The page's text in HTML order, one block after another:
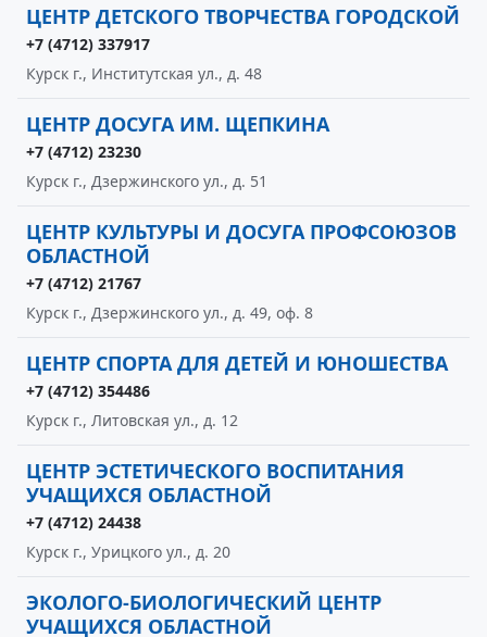
ЦЕНТР ДЕТСКОГО ТВОРЧЕСТВА ГОРОДСКОЙ
+7 (4712) 337917
Курск г., Институтская ул., д. 48
ЦЕНТР ДОСУГА ИМ. ЩЕПКИНА
+7 (4712) 23230
Курск г., Дзержинского ул., д. 51
ЦЕНТР КУЛЬТУРЫ И ДОСУГА ПРОФСОЮЗОВ
ОБЛАСТНОЙ
+7 (4712) 21767
Курск г., Дзержинского ул., д. 49, оф. 8
ЦЕНТР СПОРТА ДЛЯ ДЕТЕЙ И ЮНОШЕСТВА
+7 (4712) 354486
Курск г., Литовская ул., д. 12
ЦЕНТР ЭСТЕТИЧЕСКОГО ВОСПИТАНИЯ
УЧАЩИХСЯ ОБЛАСТНОЙ
+7 (4712) 24438
Курск г., Урицкого ул., д. 20
ЭКОЛОГО-БИОЛОГИЧЕСКИЙ ЦЕНТР
УЧАЩИХСЯ ОБЛАСТНОЙ